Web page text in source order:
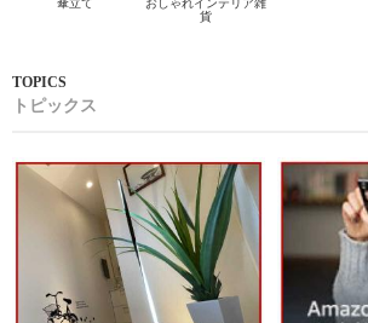
傘立て
おしゃれインテリア雑
貨
トピックス